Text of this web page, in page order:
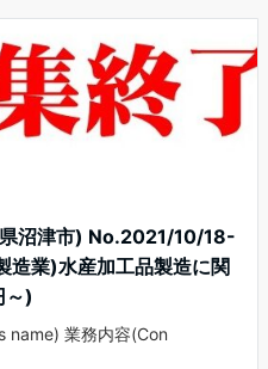
沼津市) No.2021/10/18-
造業)水産加工品製造に関
)
name) 業務内容(Con